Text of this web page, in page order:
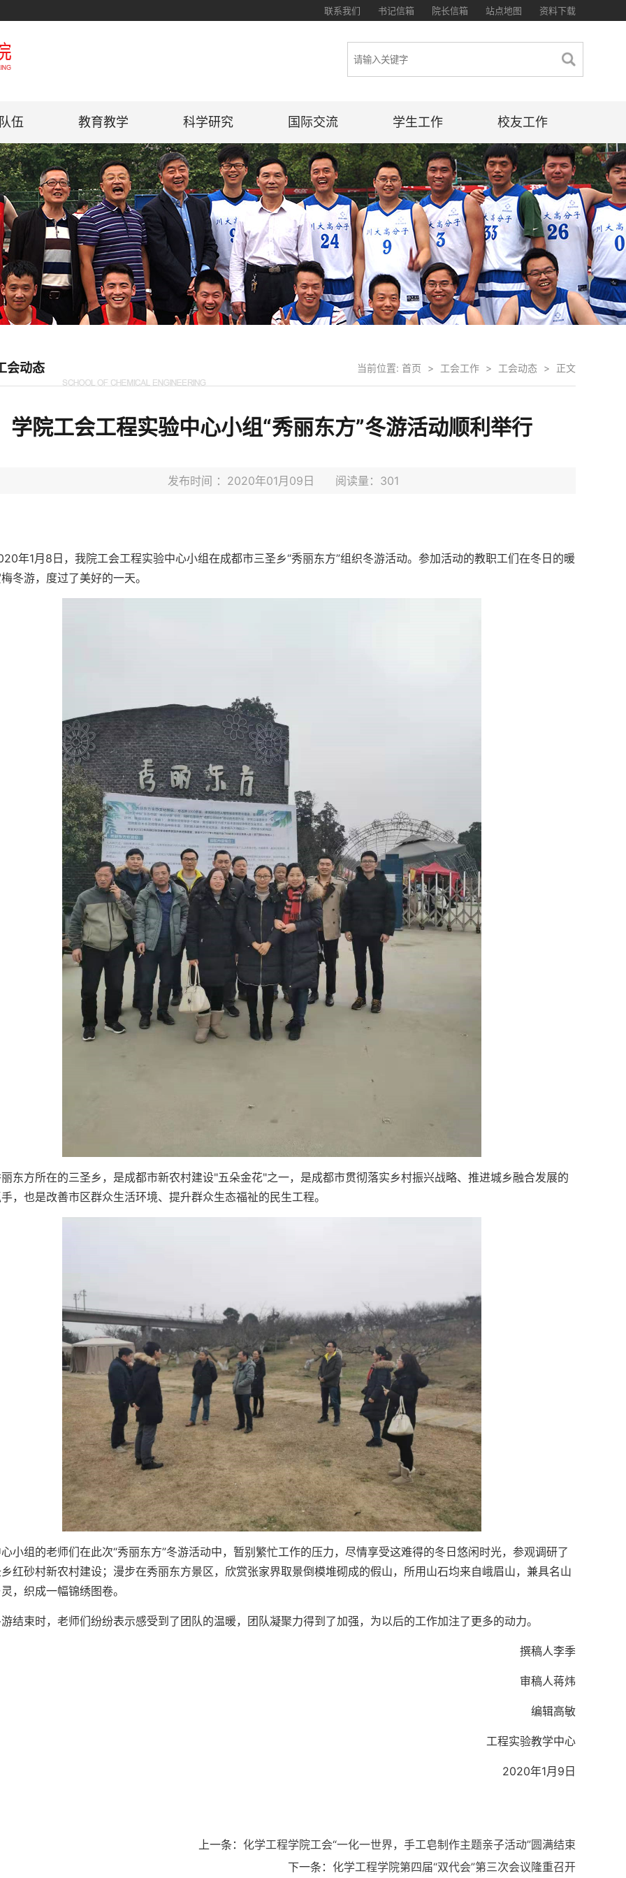
资料下载
站点地图
院长信箱
书记信箱
联系我们
伍 教育教学 科学研究 国际交流 学生工作 校友工作
会动态 当前位置: 首页 > 工会工作 > 工会动态 > 正文
学院工会工程实验中心小组“秀丽东方”冬游活动顺利举行
发布时间 ：2020年01月09日 阅读量： 301
年1月8日，我院工会工程实验中心小组在成都市三圣乡“秀丽东方”组织冬游活动。参加活动的教职工们在冬日的暖
冬游，度过了美好的一天。
东方所在的三圣乡，是成都市新农村建设"五朵金花"之一，是成都市贯彻落实乡村振兴战略、推进城乡融合发展的
，也是改善市区群众生活环境、提升群众生态福祉的民生工程。
小组的老师们在此次“秀丽东方”冬游活动中，暂别繁忙工作的压力，尽情享受这难得的冬日悠闲时光，参观调研了
红砂村新农村建设；漫步在秀丽东方景区，欣赏张家界取景倒模堆砌成的假山，所用山石均来自峨眉山，兼具名山
，织成一幅锦绣图卷。
结束时，老师们纷纷表示感受到了团队的温暖，团队凝聚力得到了加强，为以后的工作加注了更多的动力。
撰稿人李季
审稿人蒋炜
编辑高敏
工程实验教学中心
2020年1月9日
上一条： 化学工程学院工会“一化一世界，手工皂制作主题亲子活动”圆满结束
下一条： 化学工程学院第四届“双代会”第三次会议隆重召开